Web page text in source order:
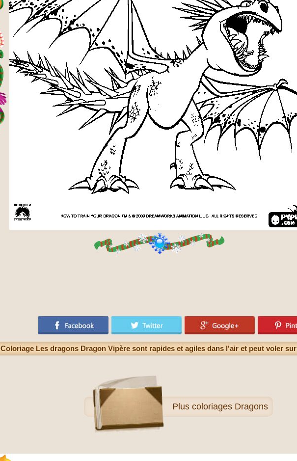
Coloriage Les dragons Dragon Vipère sont rapides et agiles dans l'air et peut voler
Plus coloriages Dragons